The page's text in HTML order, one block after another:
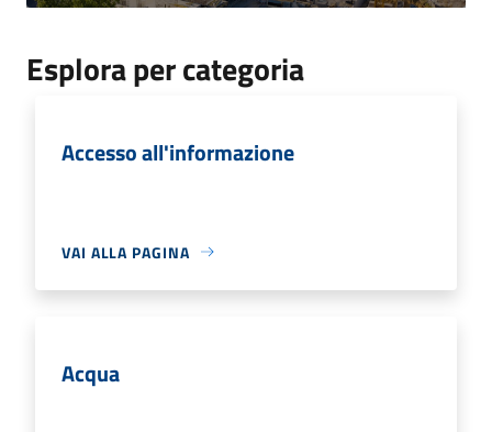
Esplora per categoria
Accesso all'informazione
VAI ALLA PAGINA
Acqua